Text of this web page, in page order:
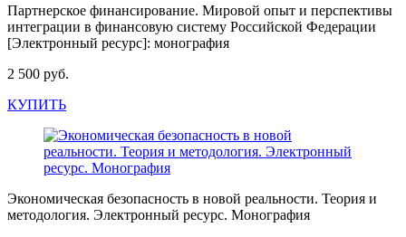
Партнерское финансирование. Мировой опыт и перспективы
интеграции в финансовую систему Российской Федерации
[Электронный ресурс]: монография
2 500 руб.
КУПИТЬ
Экономическая безопасность в новой реальности. Теория и
методология. Электронный ресурс. Монография